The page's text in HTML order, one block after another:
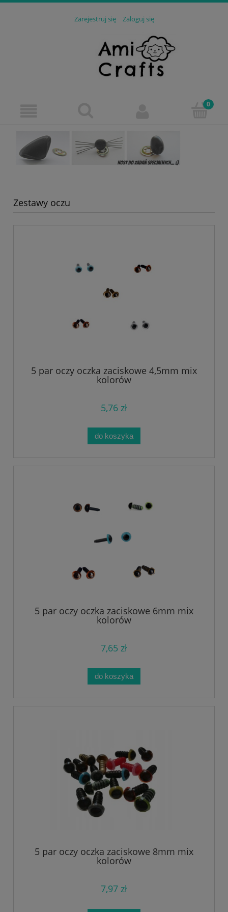
Zarejestruj się Zaloguj się
Zestawy oczu
5 par oczy oczka zaciskowe 4,5mm mix
kolorów
5,76 zł
do koszyka
5 par oczy oczka zaciskowe 6mm mix
kolorów
7,65 zł
do koszyka
5 par oczy oczka zaciskowe 8mm mix
kolorów
7,97 zł